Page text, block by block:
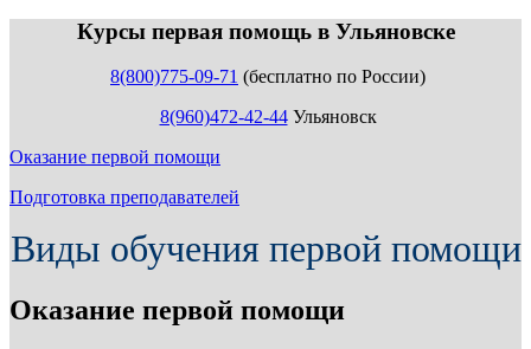
Курсы первая помощь в Ульяновске
8(800)775-09-71 (бесплатно по России)
8(960)472-42-44Ульяновск
Оказание первой помощи
Подготовка преподавателей
Виды обучения первой помощи
Оказание первой помощи